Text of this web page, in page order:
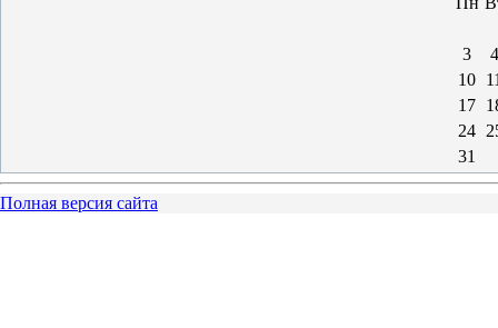
3
4
10
17
24
31
Полная версия сайта